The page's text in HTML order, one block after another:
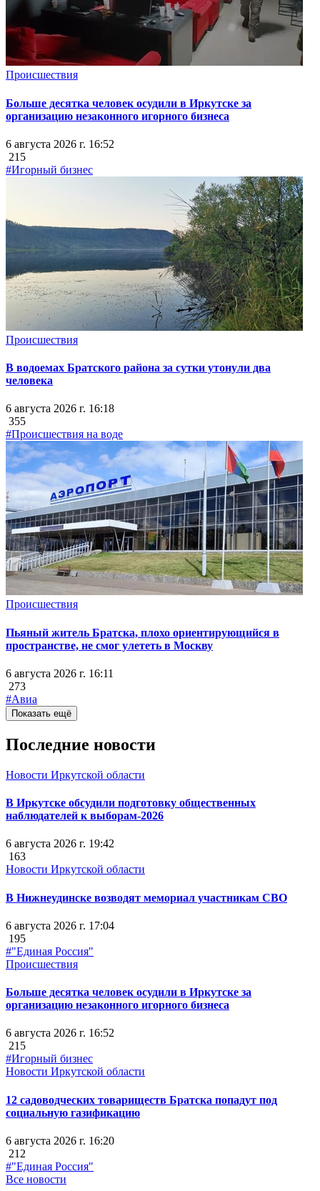
Происшествия
Больше десятка человек осудили в Иркутске за
организацию незаконного игорного бизнеса
6 августа 2026 г. 16:52
215
#Игорный бизнес
Происшествия
В водоемах Братского района за сутки утонули два
человека
6 августа 2026 г. 16:18
355
#Происшествия на воде
Происшествия
Пьяный житель Братска, плохо ориентирующийся в
пространстве, не смог улететь в Москву
6 августа 2026 г. 16:11
273
#Авиа
Показать ещё
Последние новости
Новости Иркутской области
В Иркутске обсудили подготовку общественных
наблюдателей к выборам-2026
6 августа 2026 г. 19:42
163
Новости Иркутской области
В Нижнеудинске возводят мемориал участникам СВО
6 августа 2026 г. 17:04
195
#"Единая Россия"
Происшествия
Больше десятка человек осудили в Иркутске за
организацию незаконного игорного бизнеса
6 августа 2026 г. 16:52
215
#Игорный бизнес
Новости Иркутской области
12 садоводческих товариществ Братска попадут под
социальную газификацию
6 августа 2026 г. 16:20
212
#"Единая Россия"
Все новости